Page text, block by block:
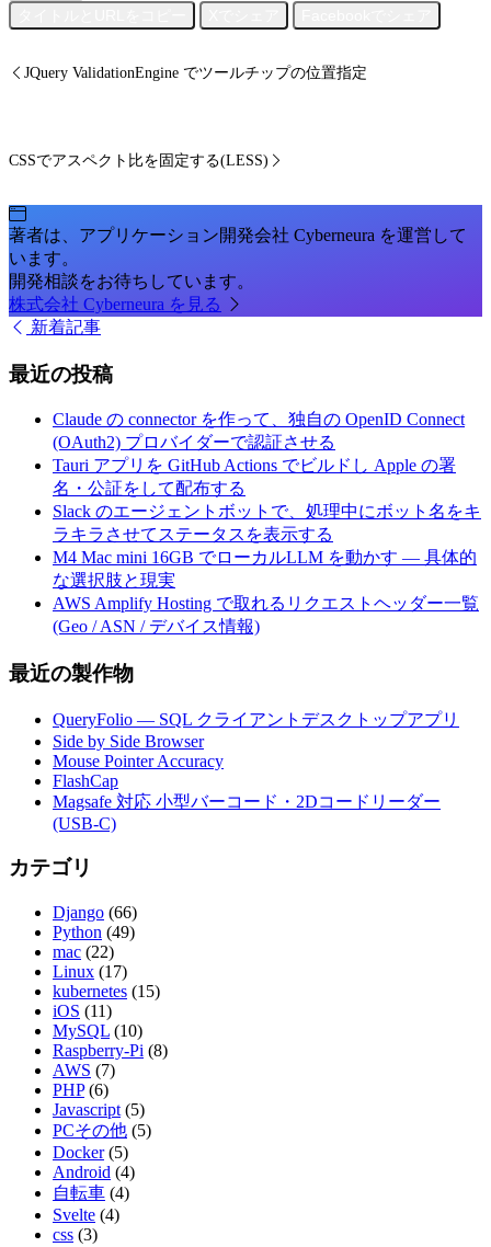
JQuery ValidationEngine でツールチップの位置指定
CSSでアスペクト比を固定する(LESS)
著者は、アプリケーション開発会社 Cyberneura を運営して
います。
開発相談をお待ちしています。
株式会社 Cyberneura を見る
新着記事
最近の投稿
Claude の connector を作って、独自の OpenID Connect
(OAuth2) プロバイダーで認証させる
Tauri アプリを GitHub Actions でビルドし Apple の署
名・公証をして配布する
Slack のエージェントボットで、処理中にボット名をキ
ラキラさせてステータスを表示する
M4 Mac mini 16GB でローカルLLM を動かす — 具体的
な選択肢と現実
AWS Amplify Hosting で取れるリクエストヘッダー一覧
(Geo / ASN / デバイス情報)
最近の製作物
QueryFolio — SQL クライアントデスクトップアプリ
Side by Side Browser
Mouse Pointer Accuracy
FlashCap
Magsafe 対応 小型バーコード・2Dコードリーダー
(USB-C)
カテゴリ
Django (66)
Python (49)
mac (22)
Linux (17)
kubernetes (15)
iOS (11)
MySQL (10)
Raspberry-Pi (8)
AWS (7)
PHP (6)
Javascript (5)
PCその他 (5)
Docker (5)
Android (4)
自転車 (4)
Svelte (4)
css (3)